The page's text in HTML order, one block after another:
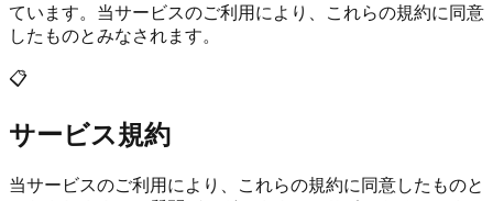
ています。当サービスのご利用により、これらの規約に同意
したものとみなされます。
📋
サービス規約
当サービスのご利用により、これらの規約に同意したものと